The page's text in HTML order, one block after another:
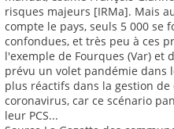
risques majeurs [IRMa]. Mais
compte le pays, seuls 5 000 se
confondues, et très peu à ces
l'exemple de Fourques (Var) et
prévu un volet pandémie dans
plus réactifs dans la gestion
coronavirus, car ce scénario
leur PCS...